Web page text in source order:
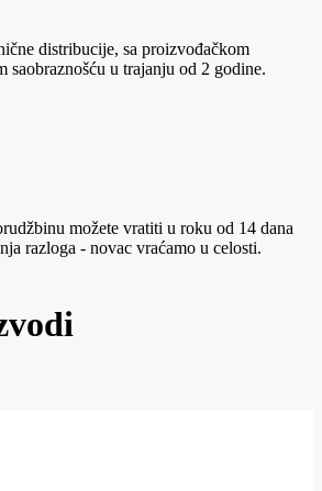
distribucije, sa proizvođačkom
saobraznošću u trajanju od 2 godine.
možete vratiti u roku od 14 dana
razloga - novac vraćamo u celosti.